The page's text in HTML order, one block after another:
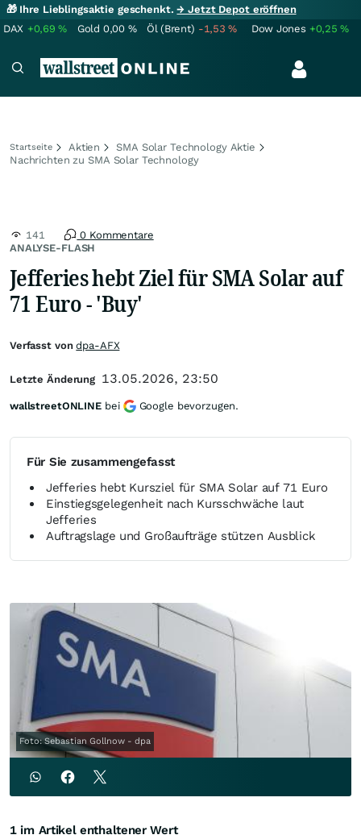
🎁 Ihre Lieblingsaktie geschenkt.→ Jetzt Depot eröffnen
DAX +0,69% Gold 0,00 % Öl (Brent) -1,53% Dow Jones +0,25%
Startseite Aktien
SMA Solar Technology Aktie
Nachrichten zu SMA Solar Technology
ANALYSE-FLASH
141 0 Kommentare
Jefferies hebt Ziel für SMA Solar auf
71 Euro - 'Buy'
Für Sie zusammengefasst
Jefferies hebt Kursziel für SMA Solar auf 71 Euro
Einstiegsgelegenheit nach Kursschwäche laut
Jefferies
Auftragslage und Großaufträge stützen Ausblick
Foto: Sebastian Gollnow - dpa
Verfasst vondpa-AFX
Letzte Änderung 13.05.2026, 23:50
wallstreetONLINE bei Google bevorzugen.
1 im Artikel enthaltener Wert